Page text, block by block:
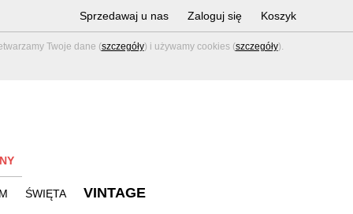
Twoje dane (szczegóły) i używamy cookies (szczegóły).
Sprzedawaj u nas Zaloguj się Koszyk
ŚWIĘTA VINTAGE